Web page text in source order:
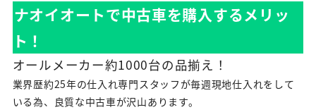
ナオイオートで中古車を購入するメリッ
ト！
オールメーカー約1000台の品揃え！
業界歴約25年の仕入れ専門スタッフが毎週現地仕入れをして
いる為、良質な中古車が沢山あります。